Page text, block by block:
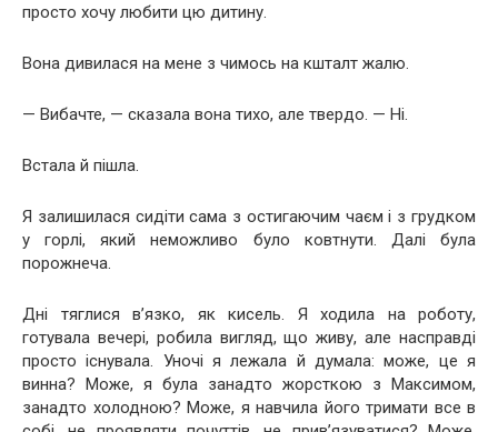
просто хочу любити цю дитину.
Вона дивилася на мене з чимось на кшталт жалю.
— Вибачте, — сказала вона тихо, але твердо. — Ні.
Встала й пішла.
Я залишилася сидіти сама з остигаючим чаєм і з грудком
у горлі, який неможливо було ковтнути. Далі була
порожнеча.
Дні тяглися в’язко, як кисель. Я ходила на роботу,
готувала вечері, робила вигляд, що живу, але насправді
просто існувала. Уночі я лежала й думала: може, це я
винна? Може, я була занадто жорсткою з Максимом,
занадто холодною? Може, я навчила його тримати все в